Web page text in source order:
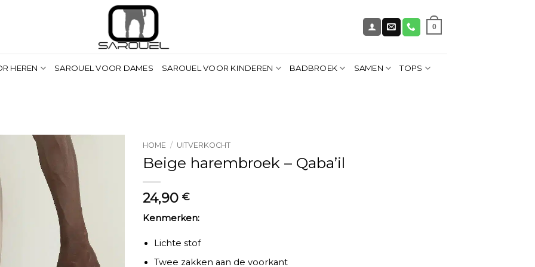
0
HEREN SAROUEL VOOR DAMES SAROUEL VOOR KINDEREN BADBROEK SAMEN TOPS
HOME / UITVERKOCHT
Beige harembroek – Qaba’il
24,90 €
Kenmerken:
Lichte stof
Twee zakken aan de voorkant